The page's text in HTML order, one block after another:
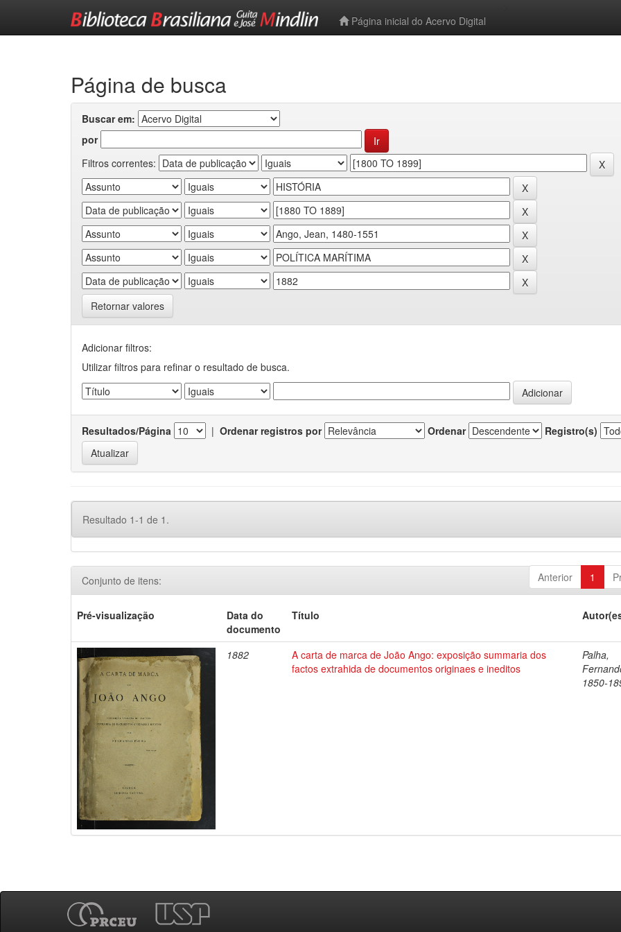
Página inicial do Acervo Digital
Página de busca
Buscar em:
por
Filtros correntes:
Retornar valores
Adicionar filtros:
Utilizar filtros para refinar o resultado de busca.
Resultados/Página | Ordenar registros por Ordenar Registro(s)
Resultado 1-1 de 1.
Anterior 1
Conjunto de itens:
Pré-visualização
Data do
documento
Título
1882
A carta de marca de João Ango: exposição summaria dos
factos extrahida de documentos originaes e ineditos
Palha,
1850-